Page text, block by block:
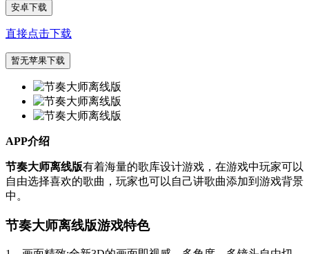
安卓下载
直接点击下载
暂无苹果下载
APP介绍
节奏大师离线版有着海量的歌库设计游戏，在游戏中玩家可以
自由选择喜欢的歌曲，玩家也可以自己讲歌曲添加到游戏背景
中。
节奏大师离线版游戏特色